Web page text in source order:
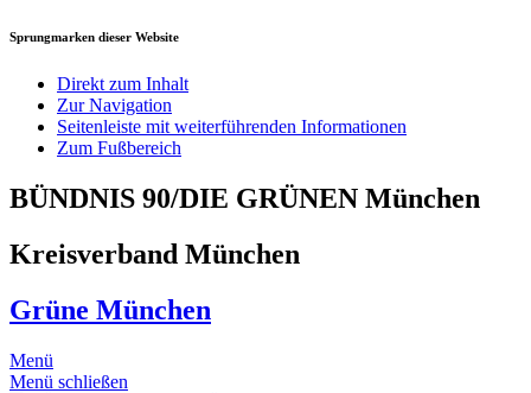
Sprungmarken dieser Website
Direkt zum Inhalt
Zur Navigation
Seitenleiste mit weiterführenden Informationen
Zum Fußbereich
BÜNDNIS 90/DIE GRÜNEN München
Kreisverband München
Grüne München
Menü
Menü schließen